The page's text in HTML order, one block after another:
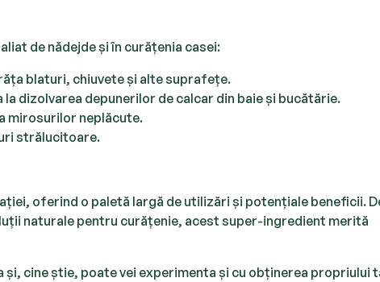
de nădejde și în curățenia casei:
blaturi, chiuvete și alte suprafețe.
la dizolvarea depunerilor de calcar din baie și bucătărie.
mirosurilor neplăcute.
strălucitoare.
oferind o paletă largă de utilizări și potențiale beneficii.
naturale pentru curățenie, acest super-ingredient merită
cine știe, poate vei experimenta și cu obținerea propriului